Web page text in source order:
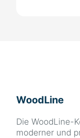
WoodLine
Die WoodLine-
moderner und